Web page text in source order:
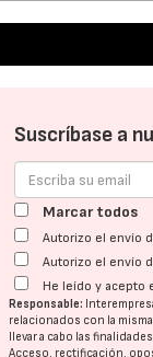
Suscríbase a
Marcar todos
Autorizo el envío
Autorizo el envío
He leído y acepto
Responsable:
relacionados con la
llevar a cabo las
Acceso, rectificación,